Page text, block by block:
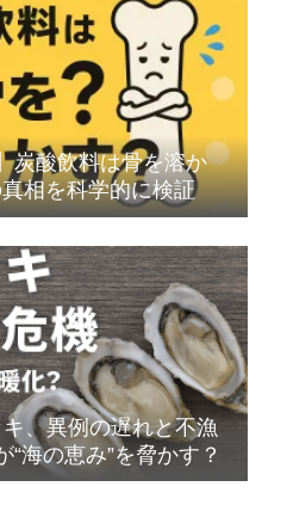
炭酸飲料は骨を溶か
相を科学的に検証
、異例の遅れと不漁
海の恵み”を脅かす？